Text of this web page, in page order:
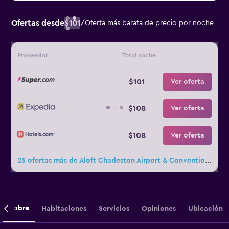
Ofertas desde$101/Oferta más barata de precio por noche
Proveedor Total noche
$101 Ver oferta
$108 Ver oferta
$108 Ver oferta
23 ofertas más de Aloft Charleston Airport & Convention Center
Sobre Habitaciones Servicios Opiniones Ubicación